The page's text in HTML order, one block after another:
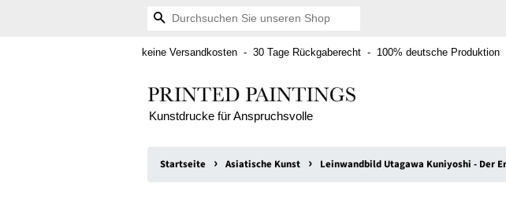
Suchen
keine Versandkosten - 30 Tage Rückgaberecht - 100% deutsche
Kunstdrucke für Anspruchsvolle
Startseite › Asiatische Kunst › Leinwandbild Utagawa Kuniyoshi - Der